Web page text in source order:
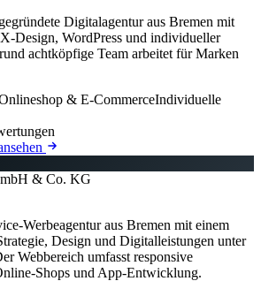
Digitalagentur aus Bremen mit
Design, WordPress und individueller
achtköpfige Team arbeitet für Marken
& E-CommerceIndividuelle
& Co. KG
Werbeagentur aus Bremen mit einem
Design und Digitalleistungen unter
Webbereich umfasst responsive
Shops und App-Entwicklung.